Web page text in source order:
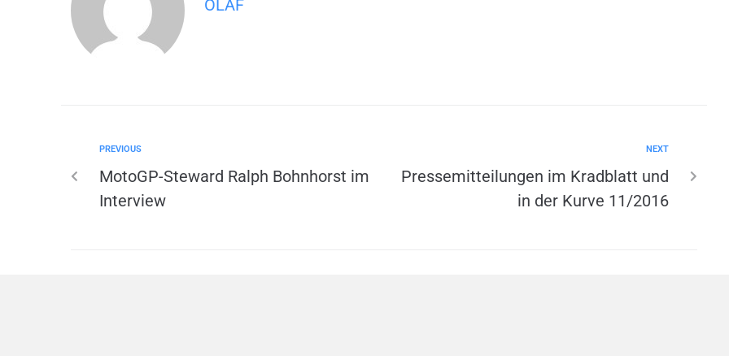
OLAF
PREVIOUS
MotoGP-Steward Ralph Bohnhorst im
Interview
NEXT
Pressemitteilungen im Kradblatt und
in der Kurve 11/2016